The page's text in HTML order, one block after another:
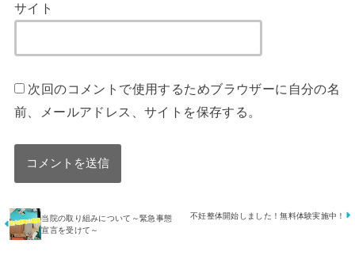
サイト
次回のコメントで使用するためブラウザーに自分の名
前、メールアドレス、サイトを保存する。
当院の取り組みについて～緊急事態
宣言を受けて～
不妊整体開始しました！無料体験実施中！